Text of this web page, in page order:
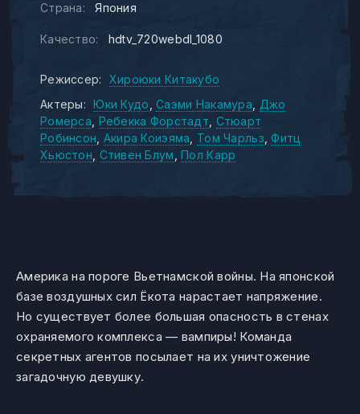
Страна: Япония
Качество: hdtv_720webdl_1080
Режиссер:
Хироюки Китакубо
Актеры:
Юки Кудо Саэми Накамура
Джо
Ромерса Ребекка Форстадт Стюарт
Робинсон Акира Коиэяма Том Чарльз Фитц
Хьюстон
Стивен Блум Пол Карр
Америка на пороге Вьетнамской войны. На японской
базе воздушных сил Ёкота нарастает напряжение.
Но существует более большая опасность в стенах
охраняемого комплекса — вампиры! Команда
секретных агентов посылает на их уничтожение
загадочную девушку.